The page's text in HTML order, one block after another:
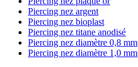
Piercing nez argent
Piercing nez bioplast
Piercing nez titane anodisé
Piercing nez diamètre 0,8 mm
Piercing nez diamètre 1,0 mm